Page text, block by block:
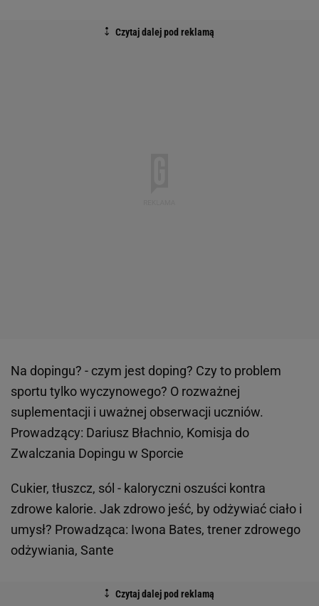
Na dopingu? - czym jest doping? Czy to problem
sportu tylko wyczynowego? O rozważnej
suplementacji i uważnej obserwacji uczniów.
Prowadzący: Dariusz Błachnio, Komisja do
Zwalczania Dopingu w Sporcie
Cukier, tłuszcz, sól - kaloryczni oszuści kontra
zdrowe kalorie. Jak zdrowo jeść, by odżywiać ciało i
umysł? Prowadząca: Iwona Bates, trener zdrowego
odżywiania, Sante